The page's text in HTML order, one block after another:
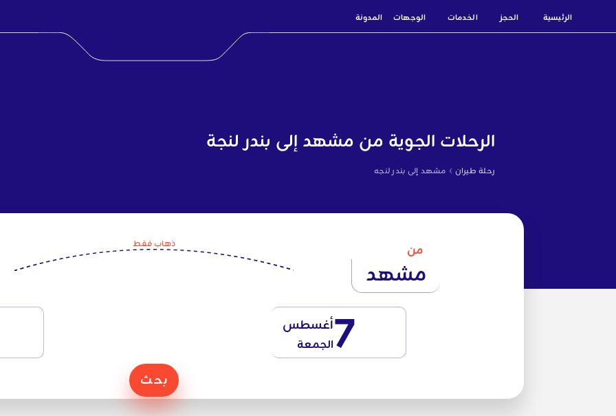
الرئيسية الحجز الخدمات الوجهات المدونة
الرحلات الجوية من مشهد إلى بندر لنجة
رحلة طيران › مشهد إلى بندر لنجه
من
مشهد
ذهاب فقط
7أغسطس
الجمعة
بحث